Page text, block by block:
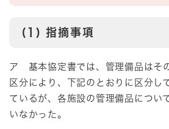
(1) 指摘事項
ア 基本協定書では、管理備品はそ
区分により、下記のとおりに区分し
ているが、各施設の管理備品につい
いなかった。